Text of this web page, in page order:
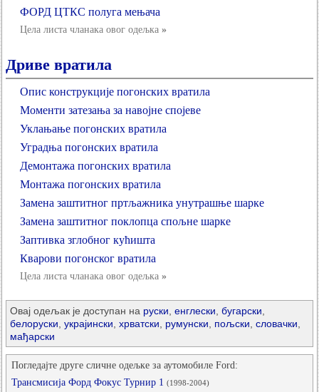
ФОРД ЦТКС полуга мењача
Цела листа чланака овог одељка »
Дриве вратила
Опис конструкције погонских вратила
Моменти затезања за навојне спојеве
Уклањање погонских вратила
Уградња погонских вратила
Демонтажа погонских вратила
Монтажа погонских вратила
Замена заштитног пртљажника унутрашње шарке
Замена заштитног поклопца спољне шарке
Заптивка зглобног кућишта
Кварови погонског вратила
Цела листа чланака овог одељка »
Овај одељак је доступан на руски енглески бугарски
белоруски украјински хрватски румунски пољски словачки
мађарски
Погледајте друге сличне одељке за аутомобиле Ford:
Трансмисија Форд Фокус Турнир 1 (1998-2004)